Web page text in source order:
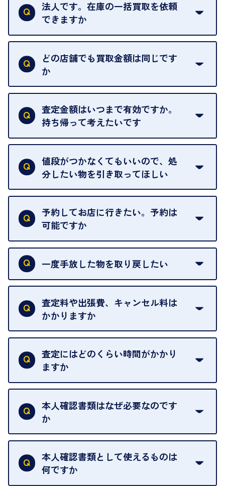
法人です。在庫の一括買取を依頼
できますか
はい。喜んで承ります。出張買取をご利用くださ
い。
ご指定の場所にお伺いします。
どの店舗でも買取金額は同じです
か
はい。全店舗一律です。
ただし、中古市場は日々変動するため、査定した日
によって査定額が変わることはございます。
査定金額はいつまで有効ですか。
持ち帰って考えたいです
査定額は当日限り有効です。
中古市場が日々変動するため、翌日には査定額が変
わることがございます。
値段がつかなくてもいいので、処
分したい物を引き取ってほしい
再販不可能な物は、場合によってはお断りすること
がございます。ご了承ください。
予約してお店に行きたい。予約は
可能ですか
申し訳ありませんが、現在はご来店の予約は承って
おりません。
を整えておりますので、お好きな時にお越しくださ
い。
お急ぎの場合はスタッフに一言お声がけください。
可能な限り、迅速に対応させていただきます。
一度手放した物を取り戻したい
当店は質店ではありませんので、買い取ったお品物
は基本的に販売へと回されます。買い戻しはできま
せんので、ご了承ください。
グオフが可能です。
契約破棄という形で、お品物をお戻しすることがで
きます。
売却当日を含む8日間のうちに、お気軽にお申し出
出張買取のお品物は、8日間保管しております。
査定料や出張費、キャンセル料は
かかりますか
一切いただいておりません。査定金額にご納得いた
だけない場合は、その場でお断りいただいても問題
ございません。お気軽にご相談ください。
査定にはどのくらい時間がかかり
ますか
お品物の内容や点数によって異なりますが、店頭買
取の場合は1点あたり数分程度が目安です。大量の
お品物の場合は、お時間をいただくことがございま
本人確認書類はなぜ必要なのです
か
買取店は古物営業法により、お客様のご本人確認を
行うことが義務付けられています。安心してお取引
いただくためにも、ご協力をお願いいたします。
本人確認書類として使えるものは
何ですか